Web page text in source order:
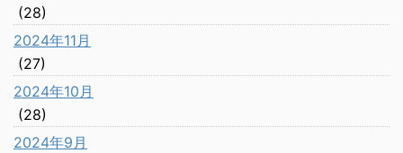
(28)
2024年11月
(27)
2024年10月
(28)
2024年9月